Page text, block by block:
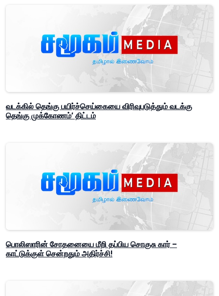
வடக்கில் தெங்கு பயிர்ச்செய்கையை விரிவுபடுத்தும் வடக்கு
தெங்கு முக்கோணம்’ திட்டம்
பொலிஸாரின் சோதனையை மீறி தப்பிய சொகுசு கார் –
காட்டுக்குள் சென்றதும் அதிர்ச்சி!